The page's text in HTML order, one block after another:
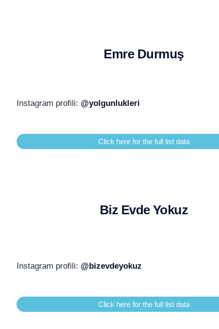
Emre Durmuş
Instagram profili: @yolgunlukleri
Click here for the full list data
Biz Evde Yokuz
Instagram profili: @bizevdeyokuz
Click here for the full list data